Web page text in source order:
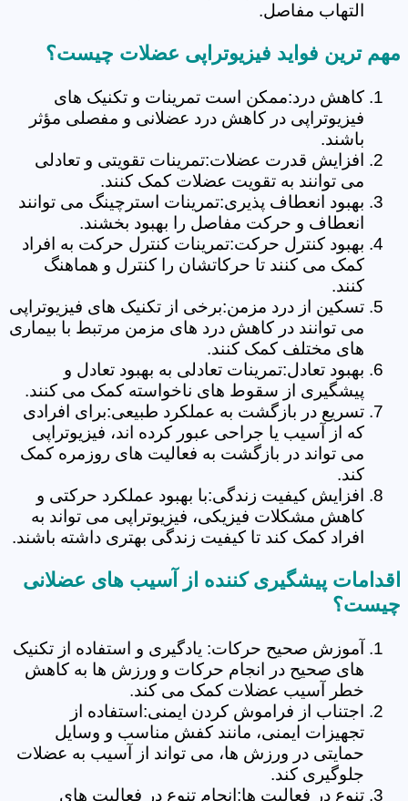
التهاب مفاصل.
مهم ترین فواید فیزیوتراپی عضلات چیست؟
کاهش درد:ممکن است تمرینات و تکنیک های
فیزیوتراپی در کاهش درد عضلانی و مفصلی مؤثر
باشند.
افزایش قدرت عضلات:تمرینات تقویتی و تعادلی
می توانند به تقویت عضلات کمک کنند.
بهبود انعطاف پذیری:تمرینات استرچینگ می توانند
انعطاف و حرکت مفاصل را بهبود بخشند.
بهبود کنترل حرکت:تمرینات کنترل حرکت به افراد
کمک می کنند تا حرکاتشان را کنترل و هماهنگ
کنند.
تسکین از درد مزمن:برخی از تکنیک های فیزیوتراپی
می توانند در کاهش درد های مزمن مرتبط با بیماری
های مختلف کمک کنند.
بهبود تعادل:تمرینات تعادلی به بهبود تعادل و
پیشگیری از سقوط های ناخواسته کمک می کنند.
تسریع در بازگشت به عملکرد طبیعی:برای افرادی
که از آسیب یا جراحی عبور کرده اند، فیزیوتراپی
می تواند در بازگشت به فعالیت های روزمره کمک
کند.
افزایش کیفیت زندگی:با بهبود عملکرد حرکتی و
کاهش مشکلات فیزیکی، فیزیوتراپی می تواند به
افراد کمک کند تا کیفیت زندگی بهتری داشته باشند.
اقدامات پیشگیری کننده از آسیب های عضلانی
چیست؟
آموزش صحیح حرکات: یادگیری و استفاده از تکنیک
های صحیح در انجام حرکات و ورزش ها به کاهش
خطر آسیب عضلات کمک می کند.
اجتناب از فراموش کردن ایمنی:استفاده از
تجهیزات ایمنی، مانند کفش مناسب و وسایل
حمایتی در ورزش ها، می تواند از آسیب به عضلات
جلوگیری کند.
تنوع در فعالیت ها:انجام تنوع در فعالیت های